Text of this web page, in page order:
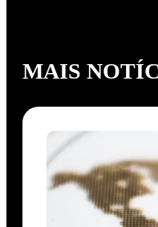
MAIS